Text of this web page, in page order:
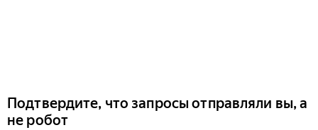
Подтвердите, что запросы отправляли вы, а
не робот